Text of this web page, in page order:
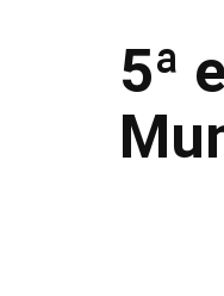
5ª